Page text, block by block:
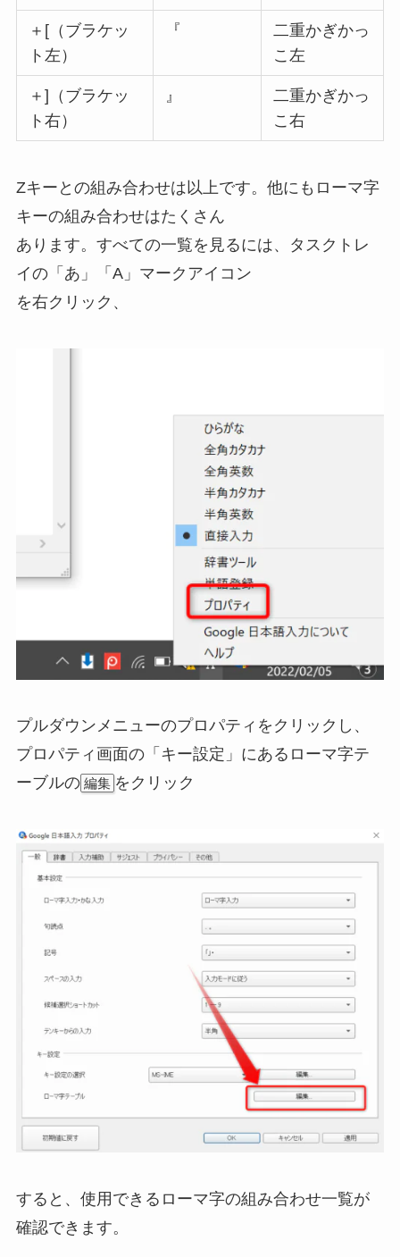
＋[（ブラケッ
ト左）
『
二重かぎかっ
こ左
＋]（ブラケッ
ト右）
』
二重かぎかっ
こ右
Zキーとの組み合わせは以上です。他にもローマ字
キーの組み合わせはたくさん
あります。すべての一覧を見るには、タスクトレ
イの「あ」「A」マークアイコン
を右クリック、
プルダウンメニューのプロパティをクリックし、
プロパティ画面の「キー設定」にあるローマ字テ
ーブルの 編集 をクリック
すると、使用できるローマ字の組み合わせ一覧が
確認できます。